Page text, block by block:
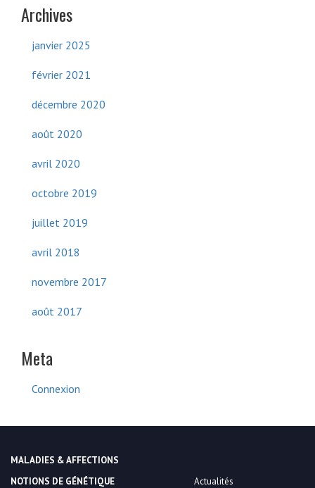
Archives
janvier 2025
février 2021
décembre 2020
août 2020
avril 2020
octobre 2019
juillet 2019
avril 2018
novembre 2017
août 2017
Meta
Connexion
MALADIES & AFFECTIONS
NOTIONS DE GÉNÉTIQUE
Actualités